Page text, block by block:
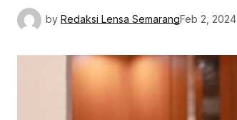
by Redaksi Lensa SemarangFeb 2, 2024